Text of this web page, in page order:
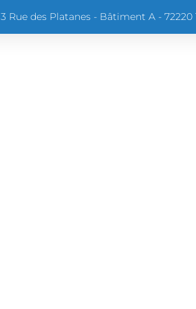
3 Rue des Platanes - Bâtiment A - 72220